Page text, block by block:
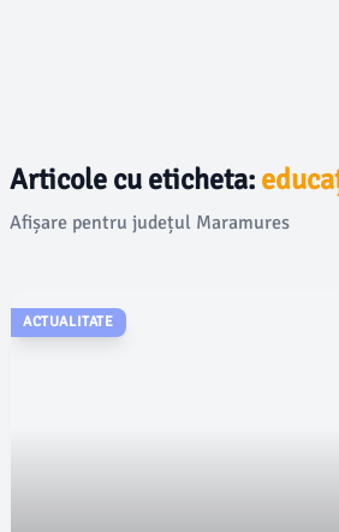
Articole cu eticheta:
Afișare pentru județul Maramures
ACTUALITATE